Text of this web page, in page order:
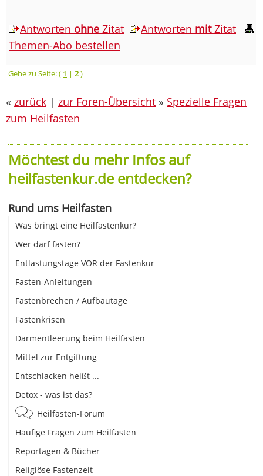
Antworten ohne Zitat Antworten mitZitat
Themen-Abo bestellen
Gehe zu Seite: ( 1 | 2)
« zurück | zur Foren-Übersicht » Spezielle Fragen
zum Heilfasten
Möchtest du mehr Infos auf
heilfastenkur.de entdecken?
Rund ums Heilfasten
Was bringt eine Heilfastenkur?
Wer darf fasten?
Entlastungstage VOR der Fastenkur
Fasten-Anleitungen
Fastenbrechen / Aufbautage
Fastenkrisen
Darmentleerung beim Heilfasten
Mittel zur Entgiftung
Entschlacken heißt ...
Detox - was ist das?
Heilfasten-Forum
Häufige Fragen zum Heilfasten
Reportagen & Bücher
Religiöse Fastenzeit